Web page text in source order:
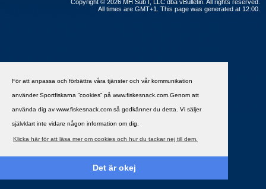
För att anpassa och förbättra våra tjänster och vår kommunikation
använder Sportfiskarna ”cookies” på www.fiskesnack.com.Genom att
använda dig av www.fiskesnack.com så godkänner du detta. Vi säljer
självklart inte vidare någon information om dig.
Klicka här för att läsa mer om cookies och hur du tackar nej till dem.
Det är okej
Copyright © 2026 MH Sub I, LLC dba vBulletin. All rights reserved.
All times are GMT+1. This page was generated at 12:00.